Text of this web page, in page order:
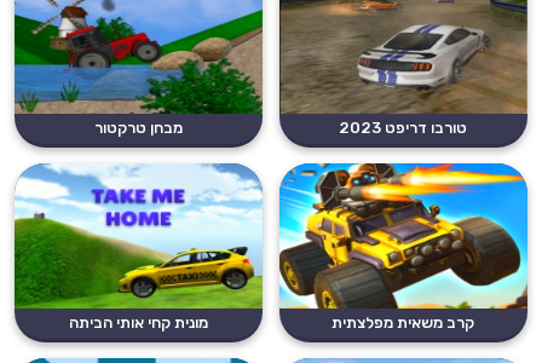
טורבו דריפט 2023 מבחן טרקטור
קרב משאית מפלצתית מונית קחי אותי הביתה